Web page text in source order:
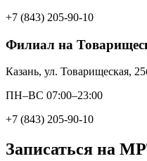
+7 (843) 205-90-10
Филиал на
Казань, ул. Товарищеская,
ПН–ВС 07:00–23:00
+7 (843) 205-90-10
Записаться на